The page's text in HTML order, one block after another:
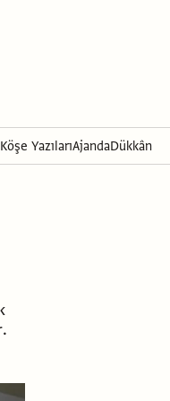
Köşe YazılarıAjandaDükkân